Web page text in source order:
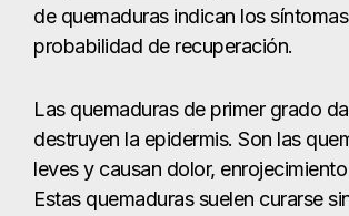
Las quemaduras de segundo grado
dolor intenso porque la dermis
terminaciones nerviosas
puede experimentar
ampollas. Estas quemaduras suelen